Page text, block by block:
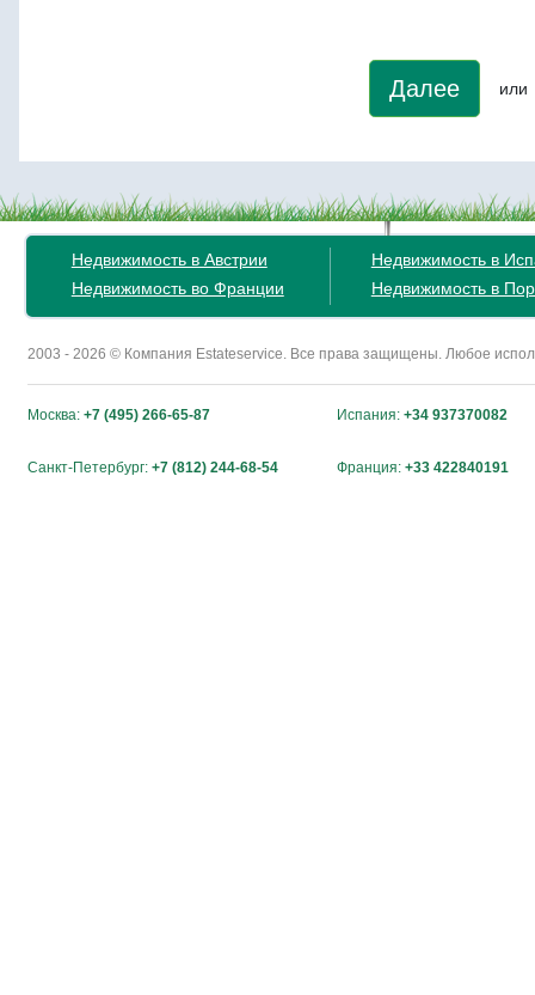
Далее или
Недвижимость в Австрии
Недвижимость во Франции
Недвижимость в
Недвижимость в
2003 - 2026 © Компания Estateservice. Все права защищены. Любое
Москва: +7 (495) 266-65-87 Испания: +34 937370082
Санкт-Петербург: +7 (812) 244-68-54 Франция: +33 422840191